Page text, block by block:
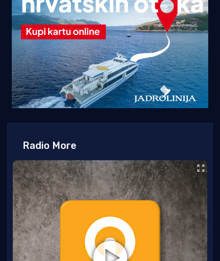
Radio More